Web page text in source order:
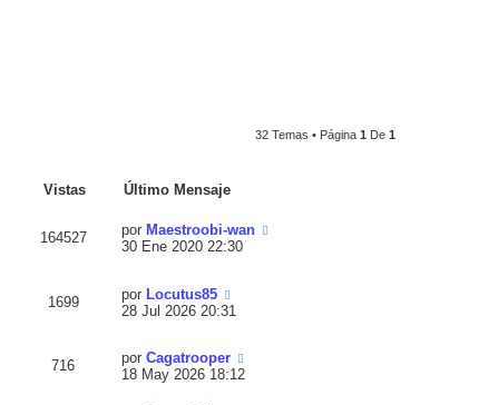
32 Temas • Página 1 De 1
Vistas Último Mensaje
164527 por Maestroobi-wan
30 Ene 2020 22:30
1699 por Locutus85
28 Jul 2026 20:31
716 por Cagatrooper
18 May 2026 18:12